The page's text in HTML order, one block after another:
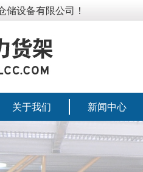
储设备有限公司！
关于我们 新闻中心